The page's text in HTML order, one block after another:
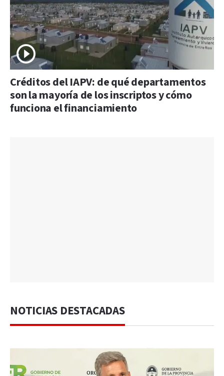
Créditos del IAPV: de qué departamentos
son la mayoría de los inscriptos y cómo
funciona el financiamiento
NOTICIAS DESTACADAS